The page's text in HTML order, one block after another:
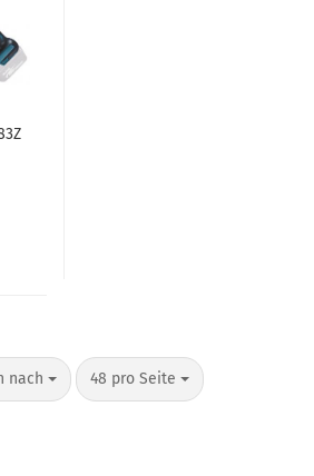
nach
nach 48 pro Seite
pro Seite